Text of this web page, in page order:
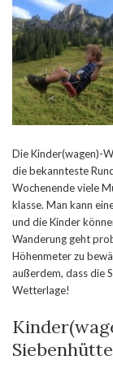
Die Kinder(wagen)-
die bekannteste
Wochenende viele
klasse. Man kann
und die Kinder
Wanderung geht
Höhenmeter zu
außerdem, dass die
Wetterlage!